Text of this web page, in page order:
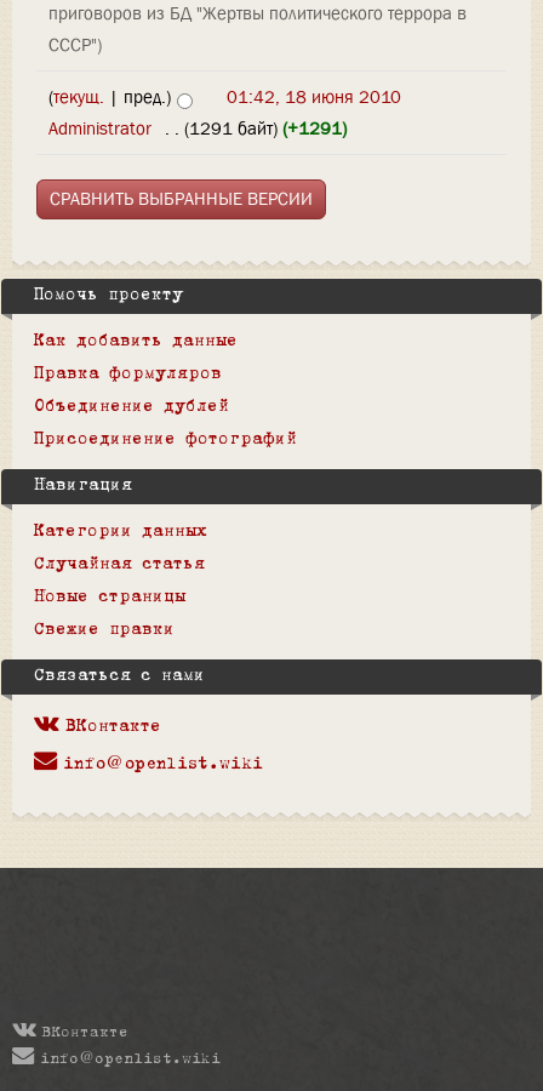
приговоров из БД "Жертвы политического террора в
СССР")
(текущ. | пред.)
01:42, 18 июня 2010
Administrator . . (1291 байт) (+1291)
Помочь проекту
Как добавить данные
Правка формуляров
Объединение дублей
Присоединение фотографий
Навигация
Категории данных
Случайная статья
Новые страницы
Свежие правки
Связаться с нами
ВКонтакте
info@openlist.wiki
ВКонтакте
info@openlist.wiki